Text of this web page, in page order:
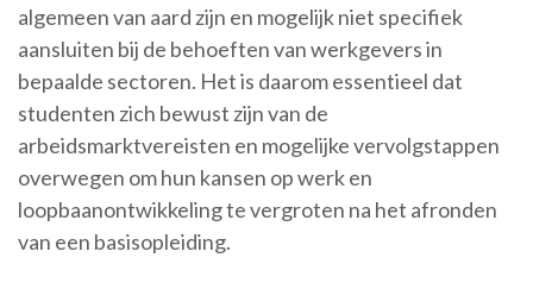
algemeen van aard zijn en mogelijk niet specifiek
aansluiten bij de behoeften van werkgevers in
bepaalde sectoren. Het is daarom essentieel dat
studenten zich bewust zijn van de
arbeidsmarktvereisten en mogelijke vervolgstappen
overwegen om hun kansen op werk en
loopbaanontwikkeling te vergroten na het afronden
van een basisopleiding.